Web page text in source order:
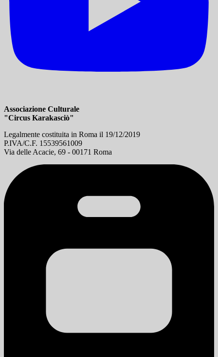
Associazione Culturale
"Circus Karakasciò"
Legalmente costituita in Roma il 19/12/2019
P.IVA/C.F. 15539561009
Via delle Acacie, 69 - 00171 Roma